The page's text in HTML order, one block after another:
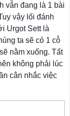
vẫn đang là 1 bài
vậy lối đánh
Urgot Sett là
ta sẽ có 1 cỗ
nằm xuống. Tất
không phải lúc
cân nhắc việc